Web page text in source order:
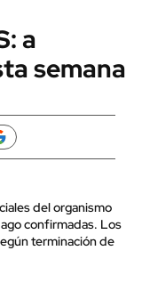
a
semana
del organismo
confirmadas. Los
terminación de